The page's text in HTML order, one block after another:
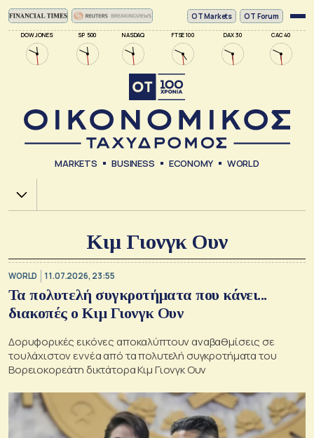
DOW JONES SP 500 NASDAQ FTSE 100 DAX 30 CAC 40
ΟΤ Markets OT Forum
MARKETS BUSINESS ECONOMY WORLD
Χ.Α.
Κιμ Γιονγκ Ουν
WORLD 11.07.2026, 23:55
Τα πολυτελή συγκροτήματα που κάνει...
διακοπές ο Κιμ Γιονγκ Ουν
Δορυφορικές εικόνες αποκαλύπτουν αναβαθμίσεις σε
τουλάχιστον εννέα από τα πολυτελή συγκροτήματα του
Βορειοκορεάτη δικτάτορα Κιμ Γιονγκ Ουν